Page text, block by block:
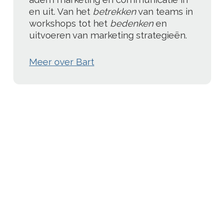
en uit. Van het betrekkenvan teams in
workshops tot het bedenkenen
uitvoeren van marketing strategieën.
Meer over Bart